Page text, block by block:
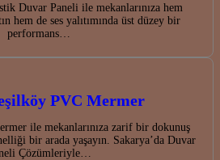
Duvar Paneli ile mekanlarınıza hem
hem de ses yalıtımında üst düzey bir
performans…
PVC Mermer
ile mekanlarınıza zarif bir dokunuş
bir arada yaşayın. Sakarya’da Duvar
Çözümleriyle…